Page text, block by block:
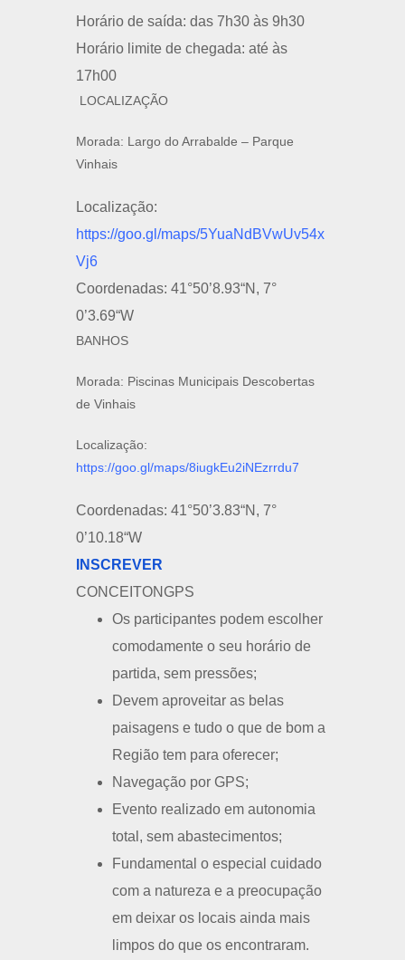
Horário de saída: das 7h30 às 9h30
Horário limite de chegada: até às
17h00
LOCALIZAÇÃO
Morada: Largo do Arrabalde – Parque
Vinhais
Localização:
https://goo.gl/maps/5YuaNdBVwUv54x
Vj6
Coordenadas: 41°50’8.93“N, 7°
0’3.69“W
BANHOS
Morada: Piscinas Municipais Descobertas
de Vinhais
Localização:
https://goo.gl/maps/8iugkEu2iNEzrrdu7
Coordenadas: 41°50’3.83“N, 7°
0’10.18“W
INSCREVER
CONCEITONGPS
Os participantes podem escolher
comodamente o seu horário de
partida, sem pressões;
Devem aproveitar as belas
paisagens e tudo o que de bom a
Região tem para oferecer;
Navegação por GPS;
Evento realizado em autonomia
total, sem abastecimentos;
Fundamental o especial cuidado
com a natureza e a preocupação
em deixar os locais ainda mais
limpos do que os encontraram.